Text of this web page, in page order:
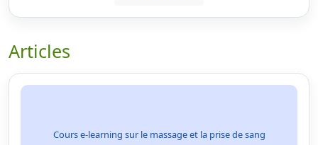
Articles
Cours e-learning sur le massage et la prise de sang